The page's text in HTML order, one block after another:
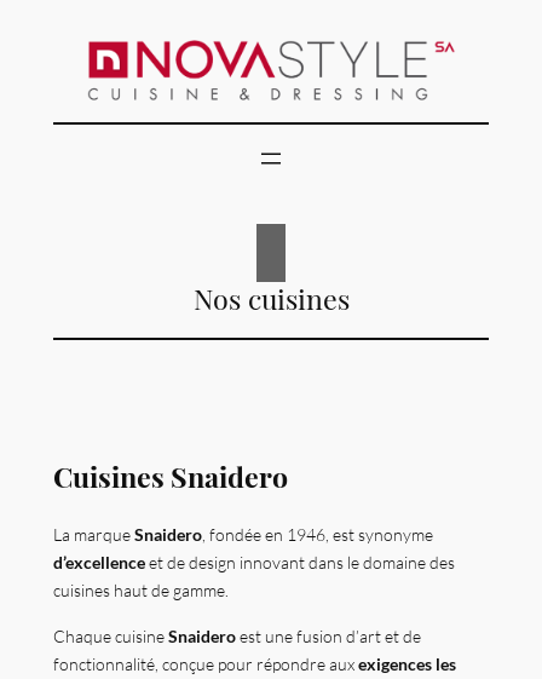
Nos cuisines
Cuisines Snaidero
La marqueSnaidero, fondée en 1946, est synonyme
d’excellenceet de design innovant dans le domaine des
cuisines haut de gamme.
Chaque cuisineSnaideroest une fusion d’art et de
fonctionnalité, conçue pour répondre auxexigences les